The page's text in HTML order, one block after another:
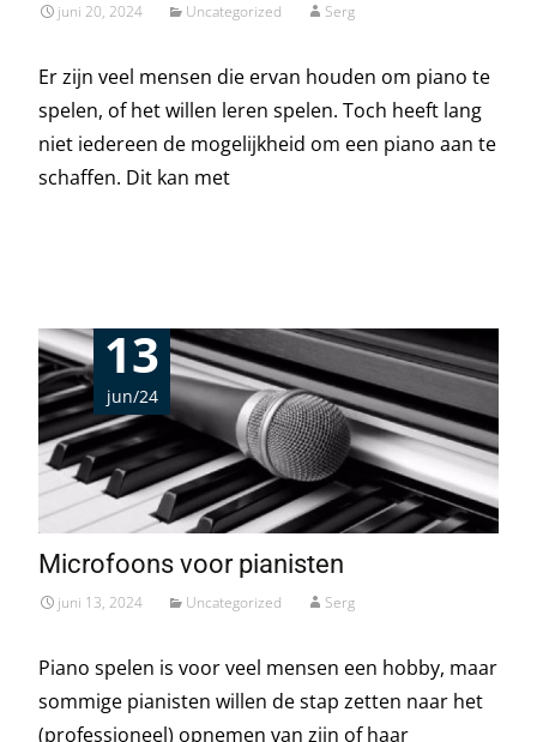
juni 20, 2024 Uncategorized Serg
Er zijn veel mensen die ervan houden om piano te
spelen, of het willen leren spelen. Toch heeft lang
niet iedereen de mogelijkheid om een piano aan te
schaffen. Dit kan met
13
jun/24
Microfoons voor pianisten
juni 13, 2024 Uncategorized Serg
Piano spelen is voor veel mensen een hobby, maar
sommige pianisten willen de stap zetten naar het
(professioneel) opnemen van zijn of haar